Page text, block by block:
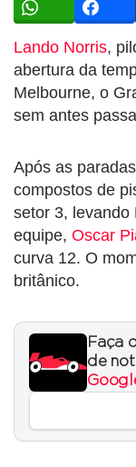
Lando Norris,
abertura da
Melbourne, o
sem antes
Após as
compostos de
setor 3, levando
equipe, Oscar
curva 12. O
britânico.
Faça
de